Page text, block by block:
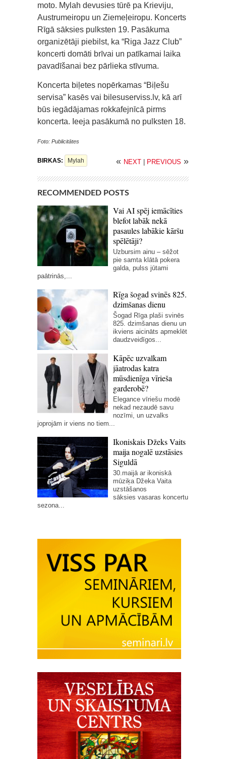
moto. Mylah devusies tūrē pa Krieviju,
Austrumeiropu un Ziemeļeiropu. Koncerts
Rīgā sāksies pulksten 19. Pasākuma
organizētāji piebilst, ka “Riga Jazz Club”
koncerti domāti brīvai un patīkamai laika
pavadīšanai bez pārlieka stīvuma.
Koncerta biļetes nopērkamas “Biļešu
servisa” kasēs vai bilesuserviss.lv, kā arī
būs iegādājamas rokkafejnīcā pirms
koncerta. Ieeja pasākumā no pulksten 18.
Foto: Publicitātes
BIRKAS: Mylah « NEXT PREVIOUS »
RECOMMENDED POSTS
Vai AI spēj iemācīties
blefot labāk nekā
pasaules labākie kāršu
spēlētāji?
Uzbursim ainu – sēžot
pie samta klātā pokera
galda, pulss jūtami
paātrinās,...
Rīga šogad svinēs 825.
dzimšanas dienu
Šogad Rīga plaši svinēs
825. dzimšanas dienu un
ikviens aicināts apmeklēt
daudzveidīgos...
Kāpēc uzvalkam
jāatrodas katra
mūsdienīga vīrieša
garderobē?
Elegance vīriešu modē
nekad nezaudē savu
nozīmi, un uzvalks
joprojām ir viens no tiem...
Ikoniskais Džeks Vaits
maija nogalē uzstāsies
Siguldā
30.maijā ar ikoniskā
mūziķa Džeka Vaita
uzstāšanos
sāksies vasaras koncertu
sezona...